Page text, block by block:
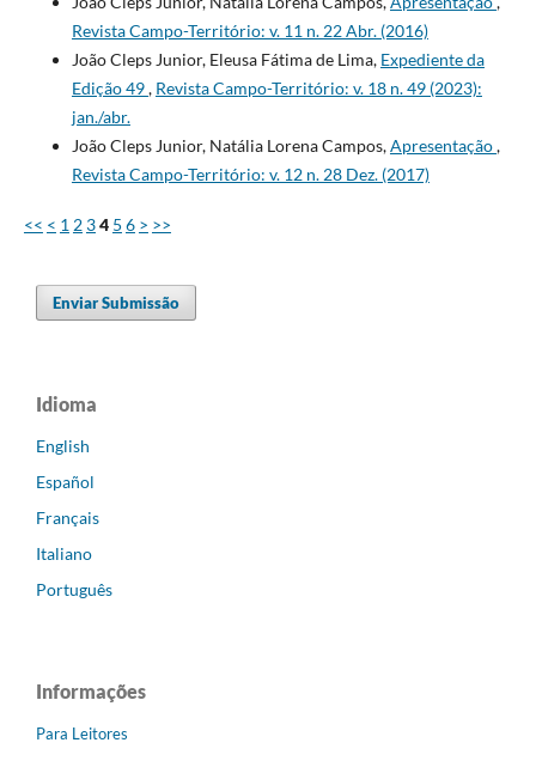
Revista Campo-Território: v. 11 n. 22 Abr. (2016)
João Cleps Junior, Eleusa Fátima de Lima, Expediente da
Edição 49, Revista Campo-Território: v. 18 n. 49 (2023):
jan./abr.
João Cleps Junior, Natália Lorena Campos,Apresentação,
Revista Campo-Território: v. 12 n. 28 Dez. (2017)
<< < 1 2 34 5 6 > >>
Enviar Submissão
Idioma
English
Español
Français
Italiano
Português
Informações
Para Leitores